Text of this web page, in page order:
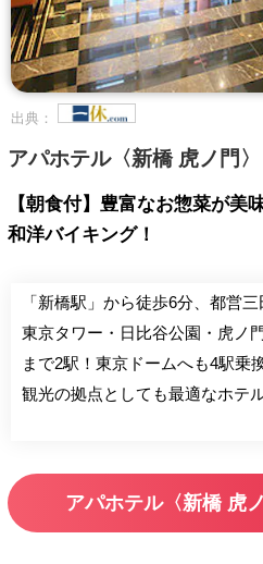
出典：
アパホテル〈新橋 虎ノ門〉
【朝食付】豊富なお惣菜が美
和洋バイキング！
「新橋駅」から徒歩6分、都営
東京タワー・日比谷公園・虎ノ
まで2駅！東京ドームへも4駅乗
観光の拠点としても最適なホテ
アパホテル〈新橋 虎